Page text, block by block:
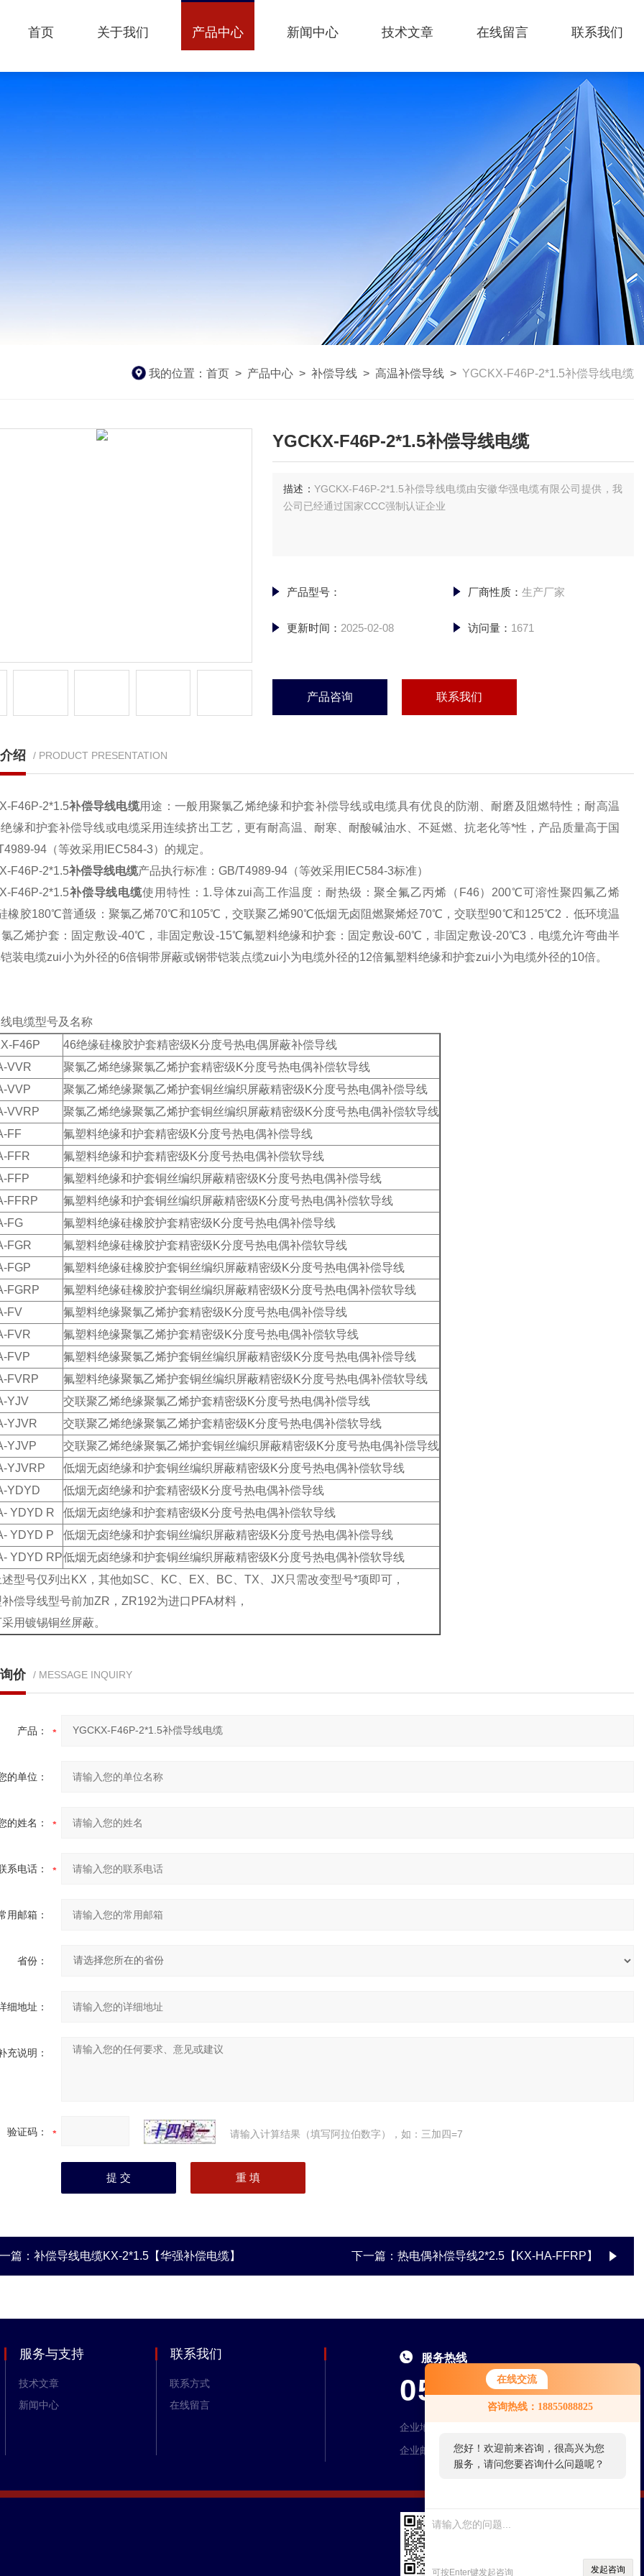
在线交流
咨询热线：18855088825
您好！欢迎前来咨询，很高兴为您
服务，请问您要咨询什么问题呢？
您好，看您停留很久了，是否找到
了需求产品，您可以直接在线与我
可按Enter键发起咨询 发起咨询
首页 关于我们 产品中心 新闻中心 技术文章 在线留言 联系我们
我的位置： 首页 > 产品中心 > 补偿导线 > 高温补偿导线 > YGCKX-F46P-2*1.5补偿导线电缆
YGCKX-F46P-2*1.5补偿导线电缆
描述：YGCKX-F46P-2*1.5补偿导线电缆由安徽华强电缆有限公司提供，我
公司已经通过国家CCC强制认证企业
产品型号： 厂商性质： 生产厂家
更新时间： 2025-02-08 访问量： 1671
产品咨询 联系我们
绍 / PRODUCT PRESENTATION
F46P-2*1.5补偿导线电缆用途：一般用聚氯乙烯绝缘和护套补偿导线或电缆具有优良的防潮、耐磨及阻燃特性；耐高温
缘和护套补偿导线或电缆采用连续挤出工艺，更有耐高温、耐寒、耐酸碱油水、不延燃、抗老化等*性，产品质量高于国
94（等效采用IEC584-3）的规定。
F46P-2*1.5补偿导线电缆产品执行标准：GB/T4989-94（等效采用IEC584-3标准）
F46P-2*1.5补偿导线电缆使用特性：1.导体zui高工作温度：耐热级：聚全氟乙丙烯（F46）200℃可溶性聚四氟乙烯
橡胶180℃普通级：聚氯乙烯70℃和105℃，交联聚乙烯90℃低烟无卤阻燃聚烯烃70℃，交联型90℃和125℃2．低环境温
氯乙烯护套：固定敷设-40℃，非固定敷设-15℃氟塑料绝缘和护套：固定敷设-60℃，非固定敷设-20℃3．电缆允许弯曲半
装电缆zui小为外径的6倍铜带屏蔽或钢带铠装点缆zui小为电缆外径的12倍氟塑料绝缘和护套zui小为电缆外径的10倍。
电缆型号及名称
F46P
46绝缘硅橡胶护套精密级K分度号热电偶屏蔽补偿导线
VVR
聚氯乙烯绝缘聚氯乙烯护套精密级K分度号热电偶补偿软导线
VVP
聚氯乙烯绝缘聚氯乙烯护套铜丝编织屏蔽精密级K分度号热电偶补偿导线
VVRP
聚氯乙烯绝缘聚氯乙烯护套铜丝编织屏蔽精密级K分度号热电偶补偿软导线
FF
氟塑料绝缘和护套精密级K分度号热电偶补偿导线
FFR
氟塑料绝缘和护套精密级K分度号热电偶补偿软导线
FFP
氟塑料绝缘和护套铜丝编织屏蔽精密级K分度号热电偶补偿导线
FFRP
氟塑料绝缘和护套铜丝编织屏蔽精密级K分度号热电偶补偿软导线
FG
氟塑料绝缘硅橡胶护套精密级K分度号热电偶补偿导线
FGR
氟塑料绝缘硅橡胶护套精密级K分度号热电偶补偿软导线
FGP
氟塑料绝缘硅橡胶护套铜丝编织屏蔽精密级K分度号热电偶补偿导线
FGRP
氟塑料绝缘硅橡胶护套铜丝编织屏蔽精密级K分度号热电偶补偿软导线
FV
氟塑料绝缘聚氯乙烯护套精密级K分度号热电偶补偿导线
FVR
氟塑料绝缘聚氯乙烯护套精密级K分度号热电偶补偿软导线
FVP
氟塑料绝缘聚氯乙烯护套铜丝编织屏蔽精密级K分度号热电偶补偿导线
FVRP
氟塑料绝缘聚氯乙烯护套铜丝编织屏蔽精密级K分度号热电偶补偿软导线
YJV
交联聚乙烯绝缘聚氯乙烯护套精密级K分度号热电偶补偿导线
YJVR
交联聚乙烯绝缘聚氯乙烯护套精密级K分度号热电偶补偿软导线
YJVP
交联聚乙烯绝缘聚氯乙烯护套铜丝编织屏蔽精密级K分度号热电偶补偿导线
YJVRP
低烟无卤绝缘和护套铜丝编织屏蔽精密级K分度号热电偶补偿软导线
YDYD
低烟无卤绝缘和护套精密级K分度号热电偶补偿导线
YDYD R
低烟无卤绝缘和护套精密级K分度号热电偶补偿软导线
YDYD P
低烟无卤绝缘和护套铜丝编织屏蔽精密级K分度号热电偶补偿导线
YDYD RP低烟无卤绝缘和护套铜丝编织屏蔽精密级K分度号热电偶补偿软导线
型号仅列出KX，其他如SC、KC、EX、BC、TX、JX只需改变型号*项即可，
补偿导线型号前加ZR，ZR192为进口PFA材料，
用镀锡铜丝屏蔽。
价 / MESSAGE INQUIRY
产品：
的单位：
的姓名：
系电话：
用邮箱：
省份：
细地址：
充说明：
验证码： 请输入计算结果（填写阿拉伯数字），如：三加四=7
一篇： 补偿导线电缆KX-2*1.5【华强补偿电缆】 下一篇： 热电偶补偿导线2*2.5【KX-HA-FFRP】
服务与支持
技术文章
新闻中心
联系我们
联系方式
在线留言
服务热线
0550-7046995
企业地址：安徽省天长市永丰工业园区创业大道1号
企业邮箱：ahhqdl@163.com